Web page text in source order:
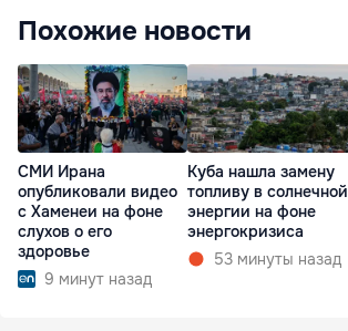
Похожие новости
СМИ Ирана
опубликовали видео
с Хаменеи на фоне
слухов о его
здоровье
9 минут назад
Куба нашла замену
топливу в солнечной
энергии на фоне
энергокризиса
53 минуты назад